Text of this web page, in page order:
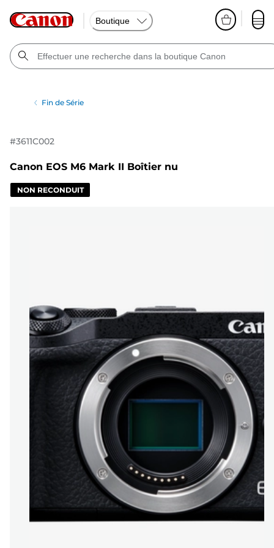
Boutique
Fin de Série
#3611C002
Canon EOS M6 Mark II Boîtier nu
NON RECONDUIT